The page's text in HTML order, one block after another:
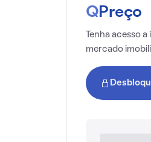
Q Preço
Tenha acesso
mercado